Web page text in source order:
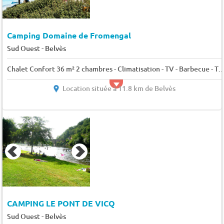
Camping Domaine de Fromengal
Sud Ouest- Belvès
Chalet Confort 36 m² 2 chambres - Climatisation - TV -
Location située à 11.8 km de Belvès
CAMPING LE PONT DE VICQ
Sud Ouest- Belvès